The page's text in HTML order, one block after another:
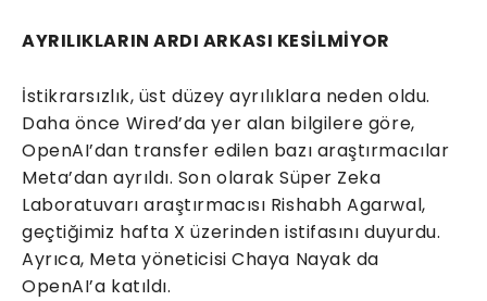
AYRILIKLARIN ARDI ARKASI KESİLMİYOR
İstikrarsızlık, üst düzey ayrılıklara neden oldu.
Daha önce Wired’da yer alan bilgilere göre,
OpenAI’dan transfer edilen bazı araştırmacılar
Meta’dan ayrıldı. Son olarak Süper Zeka
Laboratuvarı araştırmacısı Rishabh Agarwal,
geçtiğimiz hafta X üzerinden istifasını duyurdu.
Ayrıca, Meta yöneticisi Chaya Nayak da
OpenAI’a katıldı.